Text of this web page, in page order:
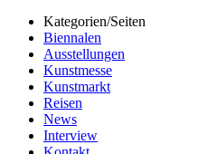
Kategorien/Seiten
Biennalen
Ausstellungen
Kunstmesse
Kunstmarkt
Reisen
News
Interview